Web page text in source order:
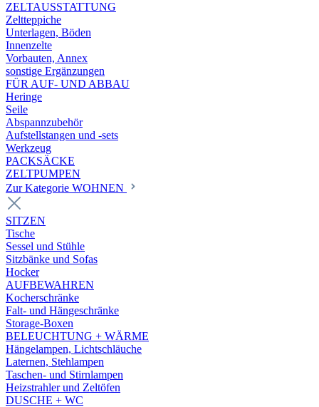
ZELTAUSSTATTUNG
Zeltteppiche
Unterlagen, Böden
Innenzelte
Vorbauten, Annex
sonstige Ergänzungen
FÜR AUF- UND ABBAU
Heringe
Seile
Abspannzubehör
Aufstellstangen und -sets
Werkzeug
PACKSÄCKE
ZELTPUMPEN
Zur Kategorie WOHNEN
SITZEN
Tische
Sessel und Stühle
Sitzbänke und Sofas
Hocker
AUFBEWAHREN
Kocherschränke
Falt- und Hängeschränke
Storage-Boxen
BELEUCHTUNG + WÄRME
Hängelampen, Lichtschläuche
Laternen, Stehlampen
Taschen- und Stirnlampen
Heizstrahler und Zeltöfen
DUSCHE + WC